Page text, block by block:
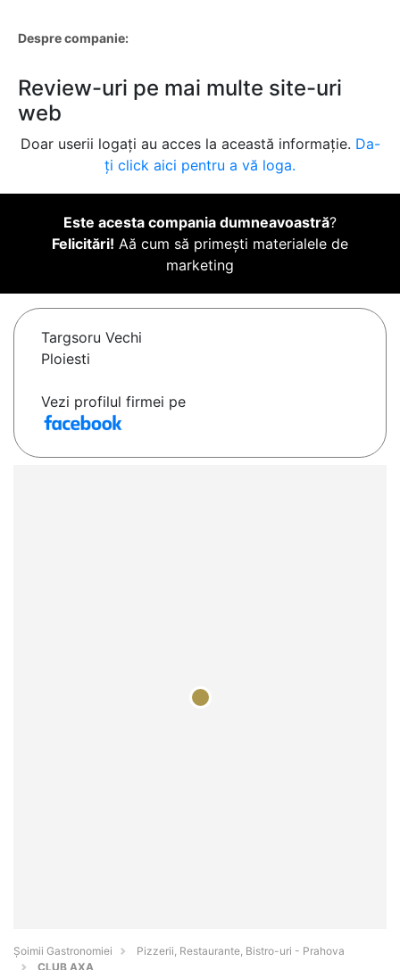
Despre companie:
Review-uri pe mai multe site-uri
web
Doar userii logați au acces la această informație. Da-
ți click aici pentru a vă loga.
Este acesta compania dumneavoastră?
Felicitări! Aă cum să primești materialele de
marketing
Targsoru Vechi
Ploiesti
Vezi profilul firmei pe
Șoimii Gastronomiei
Pizzerii, Restaurante, Bistro-uri - Prahova
CLUB AXA